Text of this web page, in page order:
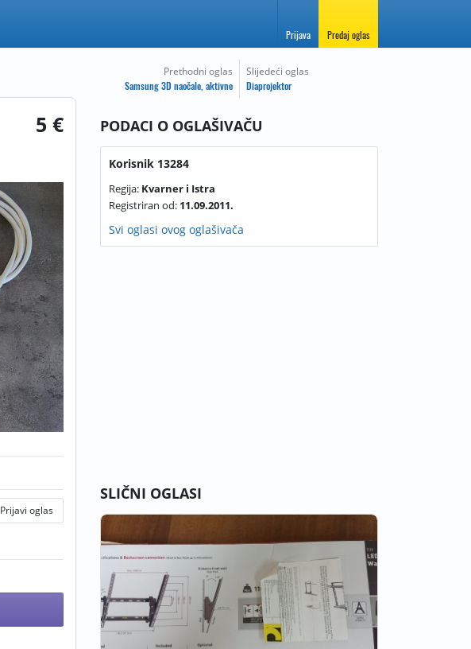
Prijava Predaj oglas
5 €
Prijavi oglas
Prethodni oglas
Samsung 3D naočale, aktivne
Slijedeći oglas
Diaprojektor
PODACI O OGLAŠIVAČU
Korisnik 13284
Regija: Kvarner i Istra
Registriran od: 11.09.2011.
Svi oglasi ovog oglašivača
SLIČNI OGLASI